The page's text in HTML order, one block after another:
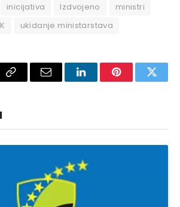
inicijativa Izdvojeno
ministri
ukidanje ministarstava
Copy
Email LinkedInPinterest